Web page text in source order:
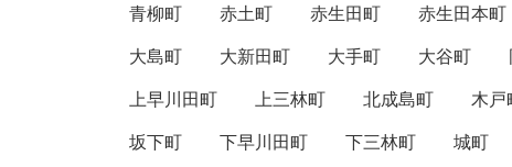
青柳町 赤土町 赤生田町 赤生田本町
大島町
大新田町 大手町 大谷町
上早川田町
上三林町 北成島町 木戸
坂下町
下早川田町 下三林町 城町